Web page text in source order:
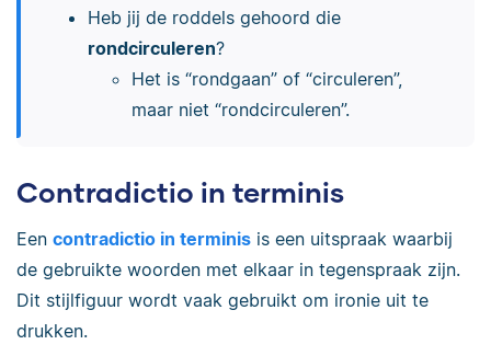
Heb jij de roddels gehoord die
rondcirculeren?
Het is “rondgaan” of “circuleren”,
maar niet “rondcirculeren”.
Contradictio in terminis
Een contradictio in terminis is een uitspraak waarbij
de gebruikte woorden met elkaar in tegenspraak zijn.
Dit stijlfiguur wordt vaak gebruikt om ironie uit te
drukken.